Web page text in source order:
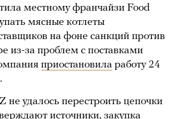
местному франчайзи Food
мясные котлеты
на фоне санкций против
из-за проблем с поставками
приостановила работу 24
не удалось перестроить цепочки
источники, закупка